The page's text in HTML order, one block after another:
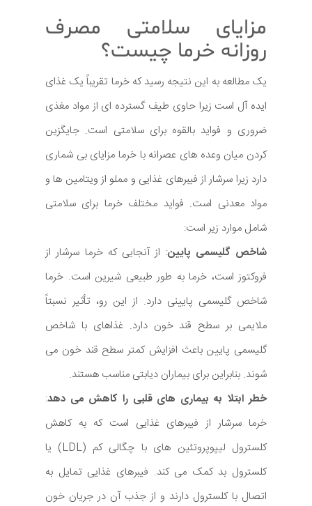
مزایای سلامتی مصرف
روزانه خرما چیست؟
یک مطالعه به این نتیجه رسید که خرما تقریباً یک غذای
ایده آل است زیرا حاوی طیف گسترده ای از مواد مغذی
ضروری و فواید بالقوه برای سلامتی است. جایگزین
کردن میان وعده های عصرانه با خرما مزایای بی شماری
دارد زیرا سرشار از فیبرهای غذایی و مملو از ویتامین ها و
مواد معدنی است. فواید مختلف خرما برای سلامتی
شامل موارد زیر است:
شاخص گلیسمی پایین: از آنجایی که خرما سرشار از
فروکتوز است، خرما به طور طبیعی شیرین است. خرما
شاخص گلیسمی پایینی دارد. از این رو، تأثیر نسبتاً
ملایمی بر سطح قند خون دارد. غذاهای با شاخص
گلیسمی پایین باعث افزایش کمتر سطح قند خون می
شوند. بنابراین برای بیماران دیابتی مناسب هستند.
خطر ابتلا به بیماری های قلبی را کاهش می دهد:
خرما سرشار از فیبرهای غذایی است که به کاهش
کلسترول لیپوپروتئین های با چگالی کم (LDL) یا
کلسترول بد کمک می کند. فیبرهای غذایی تمایل به
اتصال با کلسترول دارند و از جذب آن در جریان خون